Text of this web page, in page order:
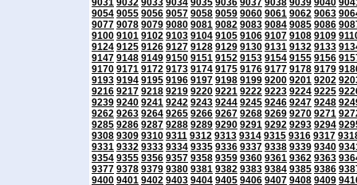
9031 9032 9033 9034 9035 9036 9037 9038 9039 9040
9054 9055 9056 9057 9058 9059 9060 9061 9062 9063
9077 9078 9079 9080 9081 9082 9083 9084 9085 9086
9100 9101 9102 9103 9104 9105 9106 9107 9108 9109
9124 9125 9126 9127 9128 9129 9130 9131 9132 9133
9147 9148 9149 9150 9151 9152 9153 9154 9155 9156
9170 9171 9172 9173 9174 9175 9176 9177 9178 9179
9193 9194 9195 9196 9197 9198 9199 9200 9201 9202
9216 9217 9218 9219 9220 9221 9222 9223 9224 9225
9239 9240 9241 9242 9243 9244 9245 9246 9247 9248
9262 9263 9264 9265 9266 9267 9268 9269 9270 9271
9285 9286 9287 9288 9289 9290 9291 9292 9293 9294
9308 9309 9310 9311 9312 9313 9314 9315 9316 9317
9331 9332 9333 9334 9335 9336 9337 9338 9339 9340
9354 9355 9356 9357 9358 9359 9360 9361 9362 9363
9377 9378 9379 9380 9381 9382 9383 9384 9385 9386
9400 9401 9402 9403 9404 9405 9406 9407 9408 9409